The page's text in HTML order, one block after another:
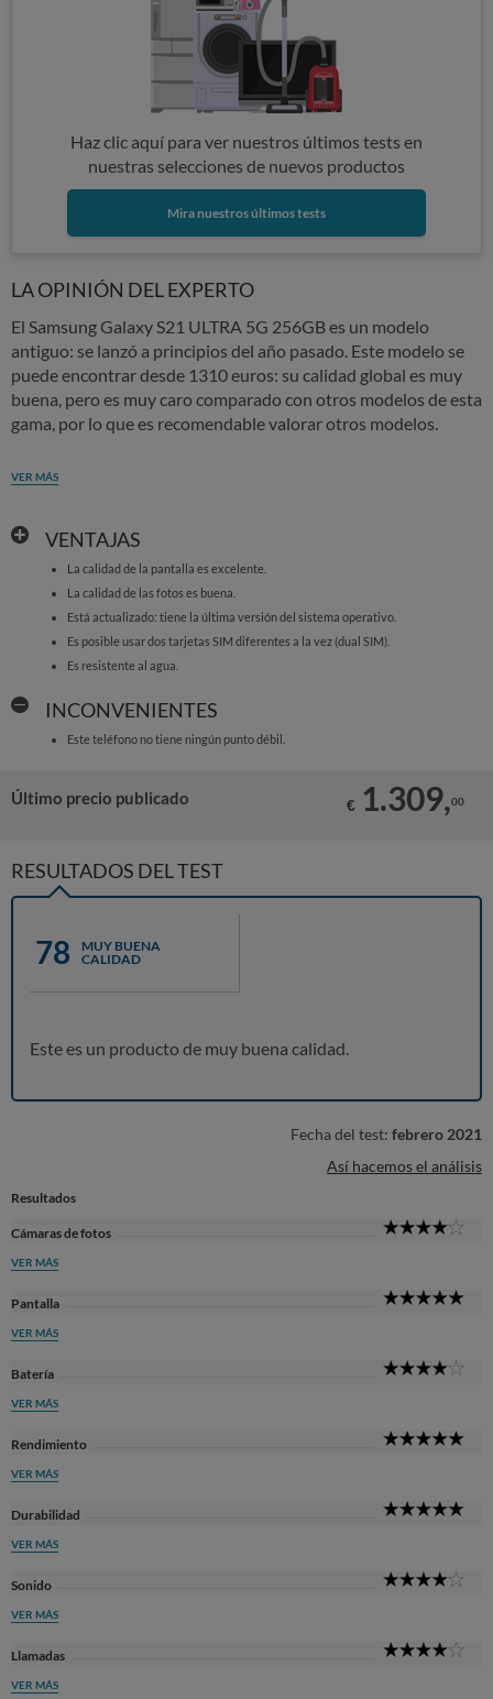
Haz clic aquí para ver nuestros últimos tests en
nuestras selecciones de nuevos productos
Mira nuestros últimos tests
LA OPINIÓN DEL EXPERTO
El Samsung Galaxy S21 ULTRA 5G 256GB es un modelo
antiguo: se lanzó a principios del año pasado. Este modelo se
puede encontrar desde 1310 euros: su calidad global es muy
buena, pero es muy caro comparado con otros modelos de esta
gama, por lo que es recomendable valorar otros modelos.
VER MÁS
VENTAJAS
La calidad de la pantalla es excelente.
La calidad de las fotos es buena.
Está actualizado: tiene la última versión del sistema operativo.
Es posible usar dos tarjetas SIM diferentes a la vez (dual SIM).
Es resistente al agua.
INCONVENIENTES
Este teléfono no tiene ningún punto débil.
Último precio publicado € 1.309,00
RESULTADOS DEL TEST
78
MUY BUENA
CALIDAD
Este es un producto de muy buena calidad.
Fecha del test: febrero 2021
Así hacemos el análisis
Resultados
Cámaras de fotos
VER MÁS
Pantalla
VER MÁS
Batería
VER MÁS
Rendimiento
VER MÁS
Durabilidad
VER MÁS
Sonido
VER MÁS
Llamadas
VER MÁS